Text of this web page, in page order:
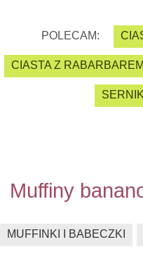
POLECAM:
CIASTA Z RABARBAREM
Muffiny
MUFFINKI I BABECZKI